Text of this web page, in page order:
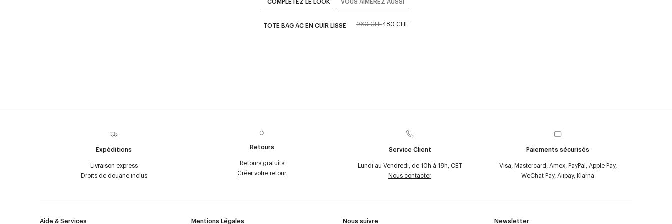
TOTE BAG AC EN CUIR LISSE 960 CHF480 CHF
Expéditions
Livraison express
Droits de douane inclus
Retours
Retours gratuits
Créer votre retour
Service Client
Lundi au Vendredi, de 10h à 18h, CET
Nous contacter
Paiements sécurisés
Visa, Mastercard, Amex, PayPal, Apple Pay,
WeChat Pay, Alipay, Klarna
Aide & Services Mentions Légales Nous suivre Newsletter